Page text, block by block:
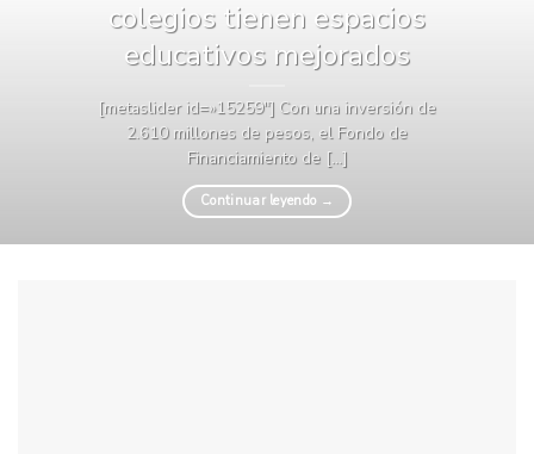
colegios tienen espacios
educativos mejorados
[metaslider id=»15259″] Con una inversión de
2.610 millones de pesos, el Fondo de
Financiamiento de [...]
Continuar leyendo →